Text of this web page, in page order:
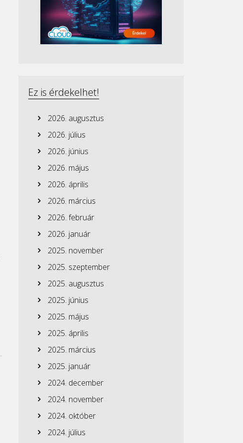
Ez is érdekelhet!
2026. augusztus
2026. július
2026. június
2026. május
2026. április
2026. március
2026. február
2026. január
2025. november
2025. szeptember
2025. augusztus
2025. június
2025. május
2025. április
2025. március
2025. január
2024. december
2024. november
2024. október
2024. július